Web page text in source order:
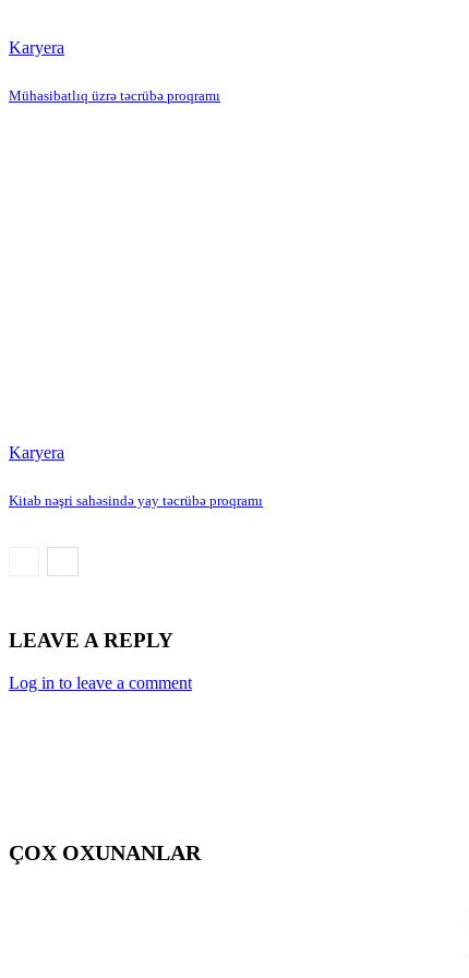
Karyera
Mühasibatlıq üzrə təcrübə proqramı
Karyera
Kitab nəşri sahəsində yay təcrübə proqramı
LEAVE A REPLY
Log in to leave a comment
ÇOX OXUNANLAR